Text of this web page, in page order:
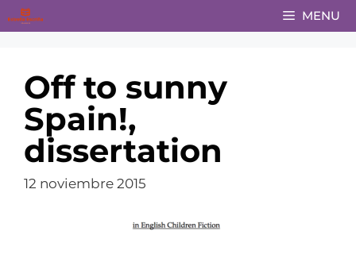
Saltar
al
MENU
Off to sunny
Spain!,
dissertation
12 noviembre 2015